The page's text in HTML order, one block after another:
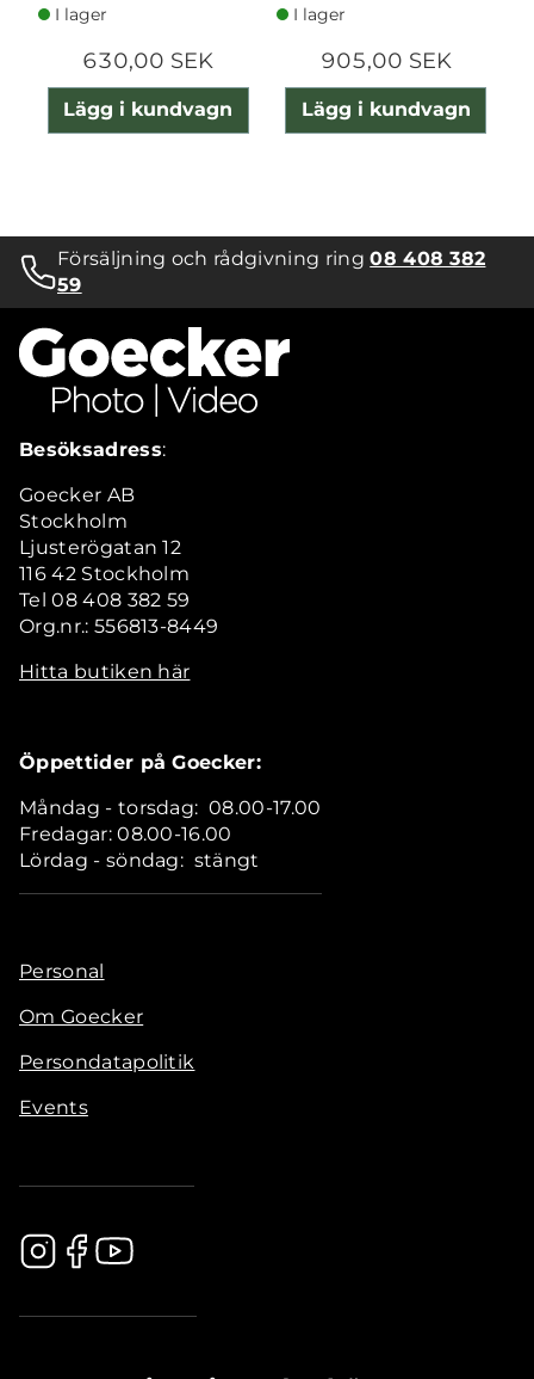
I lager
630,00 SEK
Lägg i kundvagn
I lager
905,00 SEK
Lägg i kundvagn
Försäljning och rådgivning ring08 408 382
59
Besöksadress:
Goecker AB
Stockholm
Ljusterögatan 12
116 42 Stockholm
Tel 08 408 382 59
Org.nr.: 556813-8449
Hitta butiken här
Öppettider på Goecker:
Måndag - torsdag: 08.00-17.00
Fredagar: 08.00-16.00
Lördag - söndag: stängt
Personal
Om Goecker
Persondatapolitik
Events